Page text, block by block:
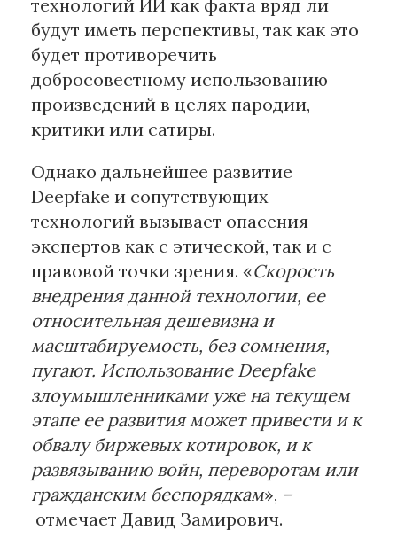
технологий ИИ как факта вряд ли
будут иметь перспективы, так как это
будет противоречить
добросовестному использованию
произведений в целях пародии,
критики или сатиры.
Однако дальнейшее развитие
Deepfake и сопутствующих
технологий вызывает опасения
экспертов как с этической, так и с
правовой точки зрения. «Скорость
внедрения данной технологии, ее
относительная дешевизна и
масштабируемость, без сомнения,
пугают. Использование Deepfake
злоумышленниками уже на текущем
этапе ее развития может привести и к
обвалу биржевых котировок, и к
развязыванию войн, переворотам или
гражданским беспорядкам», –
отмечает Давид Замирович.